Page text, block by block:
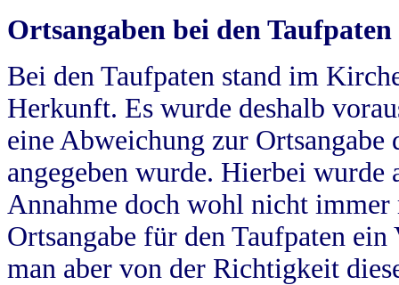
Ortsangaben bei den Taufpaten
Bei den Taufpaten stand im
Herkunft. Es wurde deshalb
eine Abweichung zur
angegeben wurde. Hierbei wurde
Annahme doch wohl nicht
Ortsangabe für den Taufpaten
man aber von der Richtigkeit